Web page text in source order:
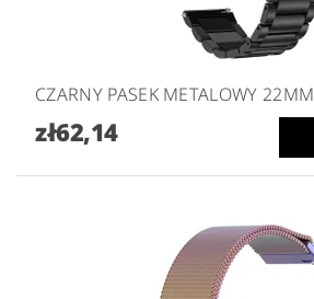
CZARNY PASEK METALOWY 22MM
zł62,14